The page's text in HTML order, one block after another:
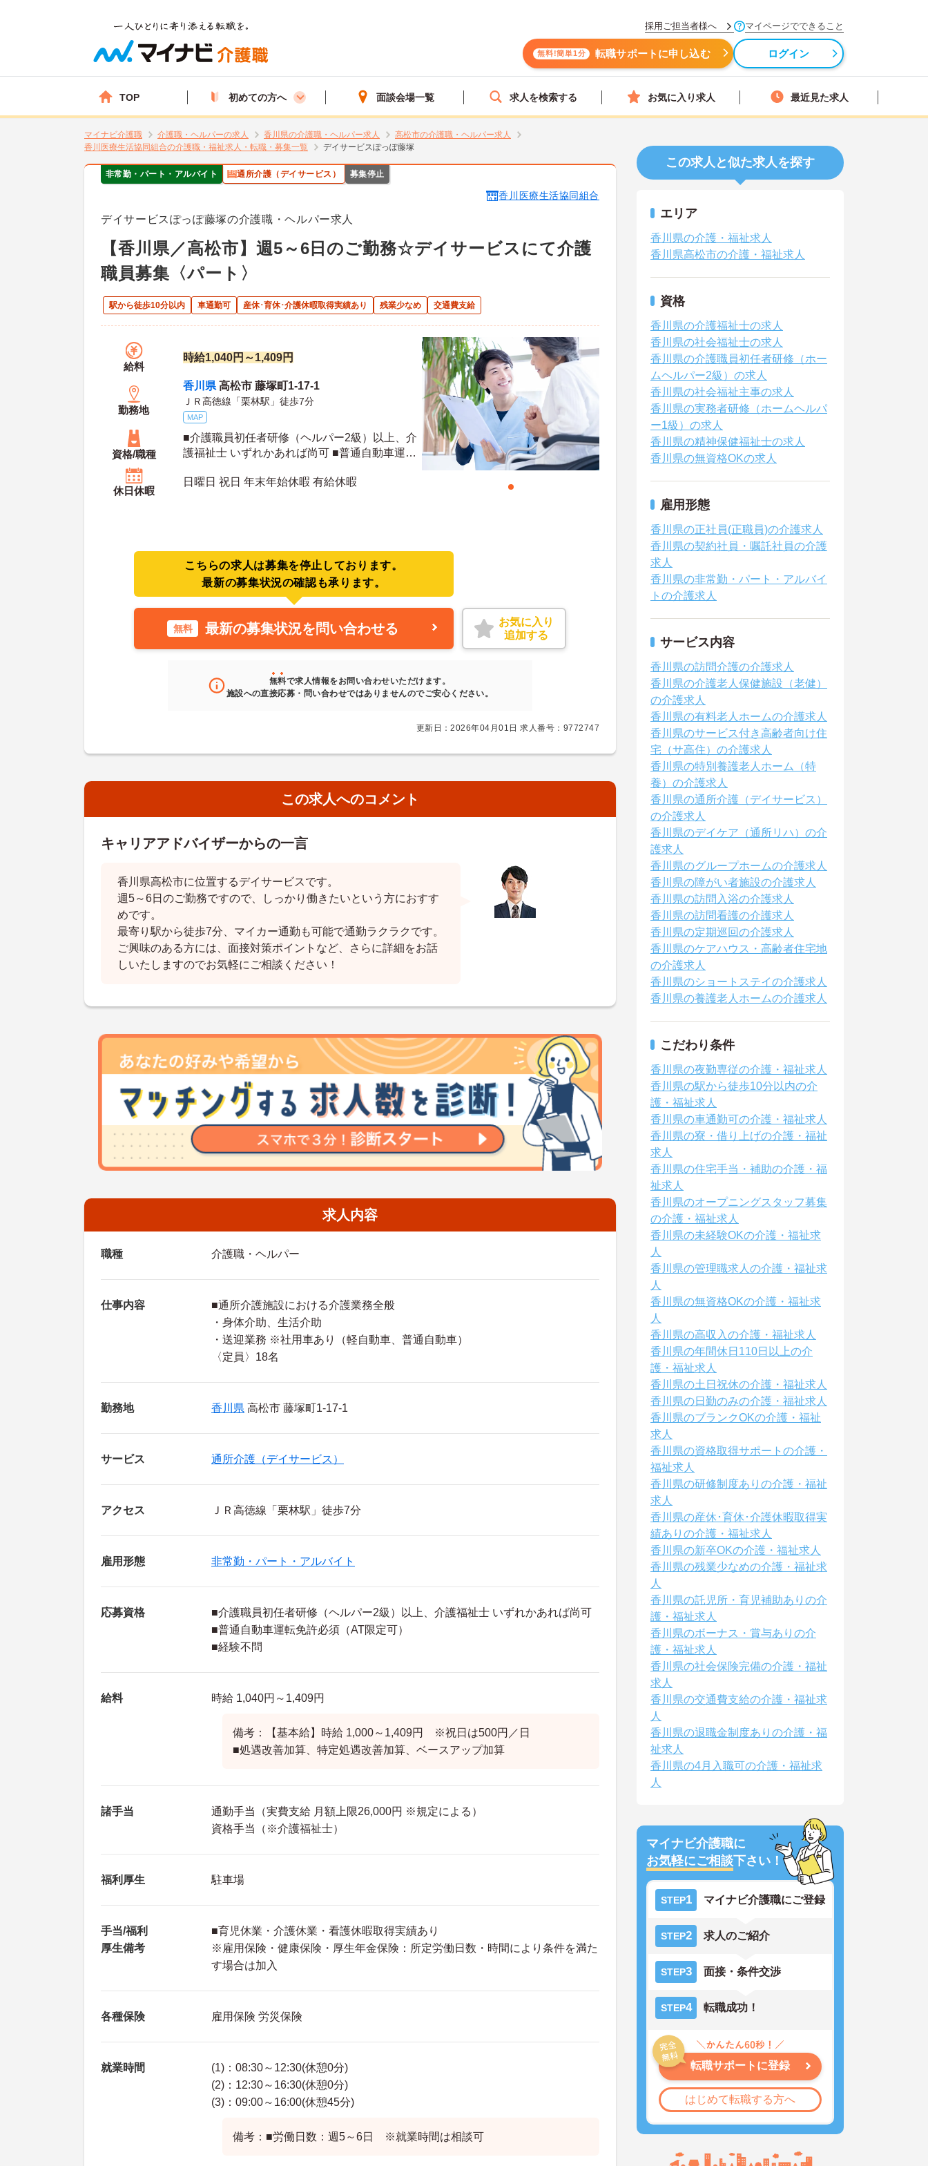
採用ご担当者様へ マイページでできること
無料!簡単1分 転職サポートに申し込む ログイン
TOP 初めての方へ 面談会場一覧 求人を検索する お気に入り求人 最近見た求人
マイナビ介護職 介護職・ヘルパーの求人 香川県の介護職・ヘルパー求人
高松市の介護職・ヘルパー求人
香川医療生活協同組合の介護職・福祉求人・転職・募集一覧
デイサービスぽっぽ藤塚
非常勤・パート・アルバイト 通所介護（デイサービス） 募集停止
香川医療生活協同組合
デイサービスぽっぽ藤塚の介護職・ヘルパー求人
【香川県／高松市】週5～6日のご勤務☆デイサービスにて介護
職員募集〈パート〉
駅から徒歩10分以内 車通勤可 産休･育休･介護休暇取得実績あり 残業少なめ 交通費支給
給料
時給1,040円～1,409円
勤務地
香川県 高松市 藤塚町1-17-1
ＪＲ高徳線「栗林駅」徒歩7分
MAP
資格/職種
■介護職員初任者研修（ヘルパー2級）以上、介
護福祉士 いずれかあれば尚可 ■普通自動車運転
休日休暇
日曜日 祝日 年末年始休暇 有給休暇
こちらの求人は募集を停止しております。
最新の募集状況の確認も承ります。
無料 最新の募集状況を問い合わせる
お気に入り
追加する
無料で求人情報をお問い合わせいただけます。
施設への直接応募・問い合わせではありませんのでご安心ください。
更新日：2026年04月01日 求人番号：9772747
この求人へのコメント
キャリアアドバイザーからの一言
香川県高松市に位置するデイサービスです。
週5～6日のご勤務ですので、しっかり働きたいという方におすす
めです。
最寄り駅から徒歩7分、マイカー通勤も可能で通勤ラクラクです。
ご興味のある方には、面接対策ポイントなど、さらに詳細をお話
しいたしますのでお気軽にご相談ください！
求人内容
職種 介護職・ヘルパー
仕事内容
■通所介護施設における介護業務全般
・身体介助、生活介助
・送迎業務 ※社用車あり（軽自動車、普通自動車）
〈定員〉18名
勤務地 香川県 高松市 藤塚町1-17-1
サービス 通所介護（デイサービス）
アクセス ＪＲ高徳線「栗林駅」徒歩7分
雇用形態 非常勤・パート・アルバイト
応募資格
■介護職員初任者研修（ヘルパー2級）以上、介護福祉士 いずれかあれば尚可
■普通自動車運転免許必須（AT限定可）
■経験不問
給料 時給 1,040円～1,409円
備考：【基本給】時給 1,000～1,409円 ※祝日は500円／日
■処遇改善加算、特定処遇改善加算、ベースアップ加算
諸手当
通勤手当（実費支給 月額上限26,000円 ※規定による）
資格手当（※介護福祉士）
福利厚生 駐車場
手当/福利
厚生備考
■育児休業・介護休業・看護休暇取得実績あり
※雇用保険・健康保険・厚生年金保険：所定労働日数・時間により条件を満た
す場合は加入
各種保険 雇用保険 労災保険
就業時間
(1)：08:30～12:30(休憩0分)
(2)：12:30～16:30(休憩0分)
(3)：09:00～16:00(休憩45分)
備考：■労働日数：週5～6日 ※就業時間は相談可
この求人と似た求人を探す
エリア
香川県の介護・福祉求人
香川県高松市の介護・福祉求人
資格
香川県の介護福祉士の求人
香川県の社会福祉士の求人
香川県の介護職員初任者研修（ホー
ムヘルパー2級）の求人
香川県の社会福祉主事の求人
香川県の実務者研修（ホームヘルパ
ー1級）の求人
香川県の精神保健福祉士の求人
香川県の無資格OKの求人
雇用形態
香川県の正社員(正職員)の介護求人
香川県の契約社員・嘱託社員の介護
求人
香川県の非常勤・パート・アルバイ
トの介護求人
サービス内容
香川県の訪問介護の介護求人
香川県の介護老人保健施設（老健）
の介護求人
香川県の有料老人ホームの介護求人
香川県のサービス付き高齢者向け住
宅（サ高住）の介護求人
香川県の特別養護老人ホーム（特
養）の介護求人
香川県の通所介護（デイサービス）
の介護求人
香川県のデイケア（通所リハ）の介
護求人
香川県のグループホームの介護求人
香川県の障がい者施設の介護求人
香川県の訪問入浴の介護求人
香川県の訪問看護の介護求人
香川県の定期巡回の介護求人
香川県のケアハウス・高齢者住宅地
の介護求人
香川県のショートステイの介護求人
香川県の養護老人ホームの介護求人
こだわり条件
香川県の夜勤専従の介護・福祉求人
香川県の駅から徒歩10分以内の介
護・福祉求人
香川県の車通勤可の介護・福祉求人
香川県の寮・借り上げの介護・福祉
求人
香川県の住宅手当・補助の介護・福
祉求人
香川県のオープニングスタッフ募集
の介護・福祉求人
香川県の未経験OKの介護・福祉求
人
香川県の管理職求人の介護・福祉求
人
香川県の無資格OKの介護・福祉求
人
香川県の高収入の介護・福祉求人
香川県の年間休日110日以上の介
護・福祉求人
香川県の土日祝休の介護・福祉求人
香川県の日勤のみの介護・福祉求人
香川県のブランクOKの介護・福祉
求人
香川県の資格取得サポートの介護・
福祉求人
香川県の研修制度ありの介護・福祉
求人
香川県の産休･育休･介護休暇取得実
績ありの介護・福祉求人
香川県の新卒OKの介護・福祉求人
香川県の残業少なめの介護・福祉求
人
香川県の託児所・育児補助ありの介
護・福祉求人
香川県のボーナス・賞与ありの介
護・福祉求人
香川県の社会保険完備の介護・福祉
求人
香川県の交通費支給の介護・福祉求
人
香川県の退職金制度ありの介護・福
祉求人
香川県の4月入職可の介護・福祉求
人
マイナビ介護職に
お気軽にご相談下さい！
STEP1 マイナビ介護職にご登録
STEP2 求人のご紹介
STEP3 面接・条件交渉
STEP4 転職成功！
転職サポートに登録
はじめて転職する方へ